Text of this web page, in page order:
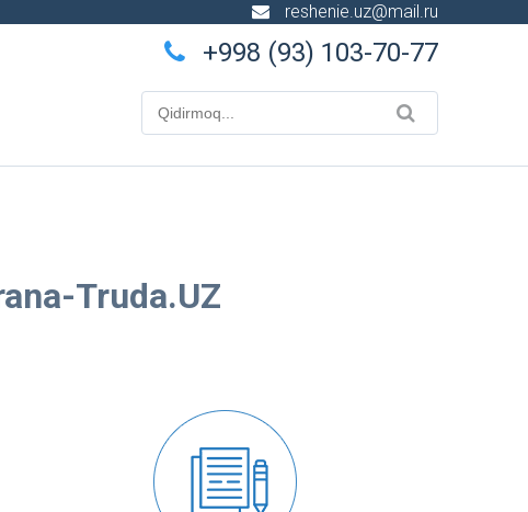
reshenie.uz@mail.ru
+998 (93) 103-70-77
Truda.UZ